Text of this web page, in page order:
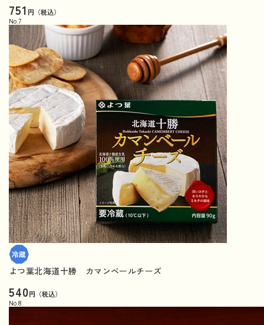
751 円（税込）
No. 7
よつ葉北海道十勝 カマンベールチーズ
540円（税込）
No. 8